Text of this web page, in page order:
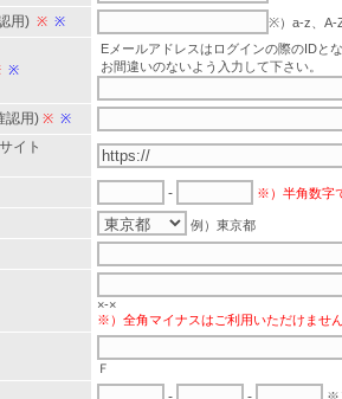
用) ※ ※ ※）a-z、A-
※
Eメールアドレスはログインの際のIDと
お間違いのないよう入力して下さい。
認用) ※ ※
イト
- ※）半角数字
例）東京都
×-×
※）全角マイナスはご利用いただけませ
Ｆ